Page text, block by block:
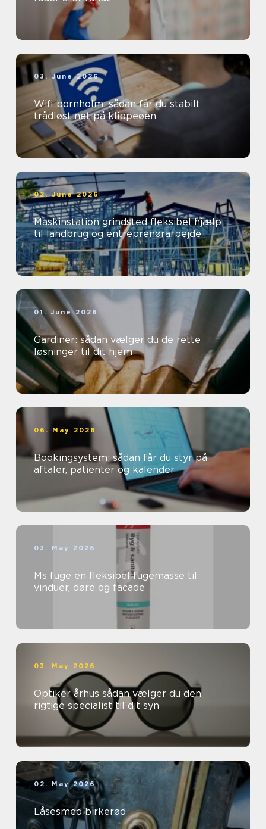
03. June 2026
Wifi bornholm: sådan får du stabilt
trådløst net på klippeøen
02. June 2026
Maskinstation grindsted fleksibel hjælp
til landbrug og entreprenørarbejde
01. June 2026
Gardiner: sådan vælger du de rette
løsninger til dit hjem
06. May 2026
Bookingsystem: sådan får du styr på
aftaler, patienter og kalender
03. May 2026
Ms fuge en fleksibel fugemasse til
vinduer, døre og facade
03. May 2026
Optiker århus sådan vælger du den
rigtige specialist til dit syn
02. May 2026
Låsesmed birkerød